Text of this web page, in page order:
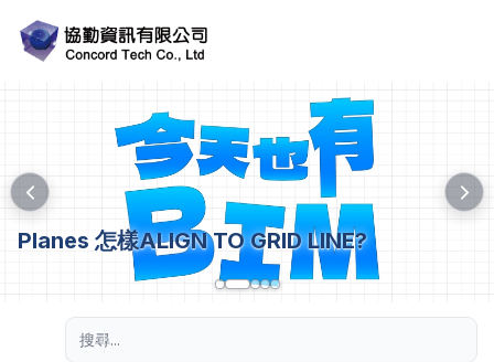
Planes 怎樣ALIGN TO GRID LINE?